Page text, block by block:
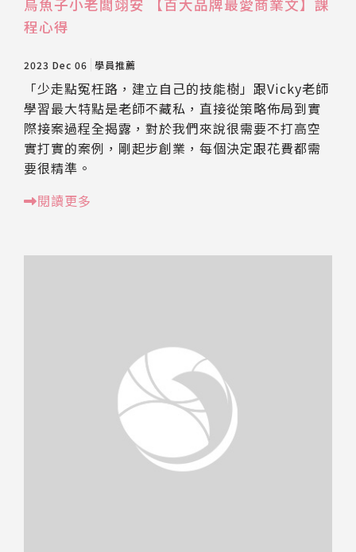
烏魚子小老闆翊安 【百大品牌最愛商業文】課
程心得
2023 Dec 06 學員推薦
「少走點冤枉路，建立自己的技能樹」跟Vicky老師
學習最大特點是老師不藏私，直接從策略佈局到實
際接案過程全揭露，對於我們來說很需要不打高空
實打實的案例，剛起步創業，每個決定跟花費都需
要很精準。
閱讀更多